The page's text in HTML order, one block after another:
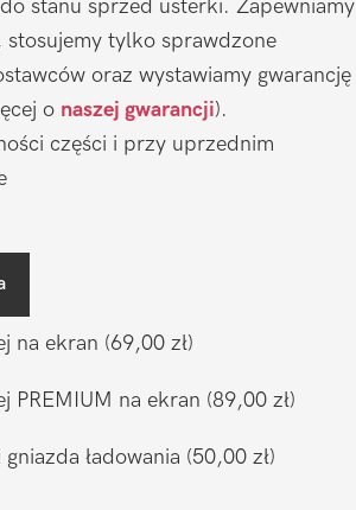
stanu sprzed usterki. Zapewniamy
stosujemy tylko sprawdzone
oraz wystawiamy gwarancję
o naszej gwarancji).
części i przy uprzednim
na ekran (69,00 zł)
PREMIUM na ekran (89,00 zł)
ładowania (50,00 zł)